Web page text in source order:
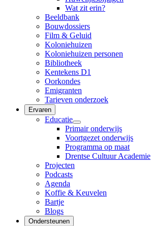
Wat zit erin?
Beeldbank
Bouwdossiers
Film & Geluid
Koloniehuizen
Koloniehuizen personen
Bibliotheek
Kentekens D1
Oorkondes
Emigranten
Tarieven onderzoek
Ervaren
Educatie
Primair onderwijs
Voortgezet onderwijs
Programma op maat
Drentse Cultuur Academie
Projecten
Podcasts
Agenda
Koffie & Keuvelen
Bartje
Blogs
Ondersteunen